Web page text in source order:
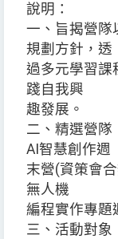
說明：
一、旨揭營隊
規劃方針，透
過多元學習課
踐自我興
趣發展。
二、精選營隊
AI智慧創作週
末營(資策會
無人機
編程實作專題
三、活動對象